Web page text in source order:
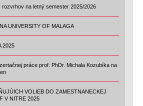
rozvrhov na letný semester 2025/2026
UNIVERSITY OF MALAGA
2025
práce prof. PhDr. Michala Kozubíka na
VOLIEB DO ZAMESTNANECKEJ
V NITRE 2025